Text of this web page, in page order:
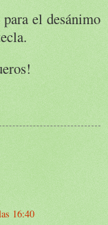
el desánimo
16:40